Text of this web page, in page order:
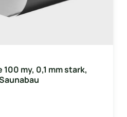
my, 0,1 mm stark,